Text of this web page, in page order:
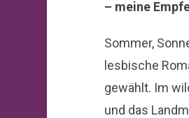
– meine
Sommer,
lesbische
gewählt. Im
und das